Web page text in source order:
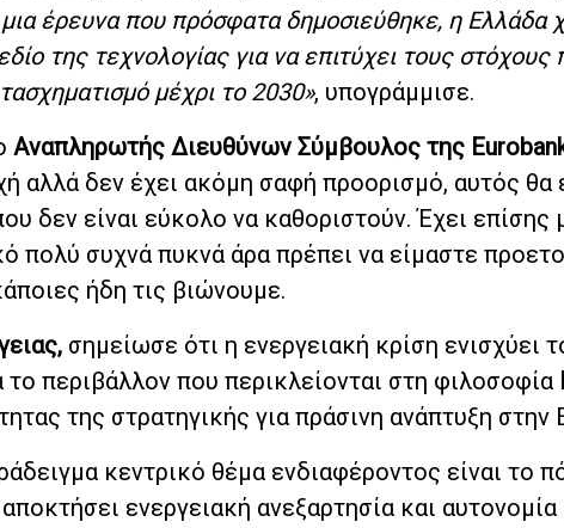
έρευνα που πρόσφατα δημοσιεύθηκε, η Ελλάδα
της τεχνολογίας για να επιτύχει τους στόχους
μέχρι το 2030», υπογράμμισε.
Αναπληρωτής Διευθύνων Σύμβουλος της
αλλά δεν έχει ακόμη σαφή προορισμό, αυτός θα
δεν είναι εύκολο να καθοριστούν. Έχει επίσης
πολύ συχνά πυκνά άρα πρέπει να είμαστε
ήδη τις βιώνουμε.
σημείωσε ότι η ενεργειακή κρίση ενισχύει
περιβάλλον που περικλείονται στη φιλοσοφία
της στρατηγικής για πράσινη ανάπτυξη στην
κεντρικό θέμα ενδιαφέροντος είναι το
ενεργειακή ανεξαρτησία και